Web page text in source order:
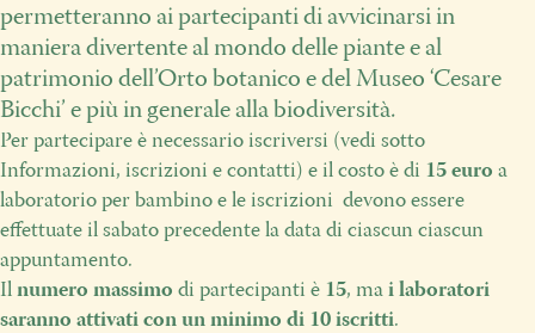
permetteranno ai partecipanti di avvicinarsi in
maniera divertente al mondo delle piante e al
patrimonio dell’Orto botanico e del Museo ‘Cesare
Bicchi’ e più in generale alla biodiversità.
Per partecipare è necessario iscriversi (vedi sotto
Informazioni, iscrizioni e contatti) e il costo è di 15 euro a
laboratorio per bambino e le iscrizioni devono essere
effettuate il sabato precedente la data di ciascun ciascun
appuntamento.
Il numero massimo di partecipanti è 15, ma i laboratori
saranno attivati con un minimo di 10 iscritti.